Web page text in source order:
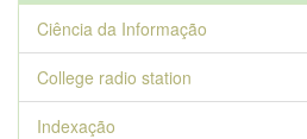
Ciência da Informação
College radio station
Indexação